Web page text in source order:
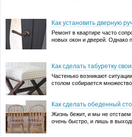
балкона, куда …
Как установить дверную
Ремонт в квартире часто
новых окон и дверей. Однако
ее, то …
Как сделать табуретку
Частенько возникают
столом собирается
статье мы предлагает проект
табурета. Сэкономить у Вас
Читать далее →
Как сделать обеденный
Жизнь бежит, и мы не отстаем
очень быстро, и лишь в